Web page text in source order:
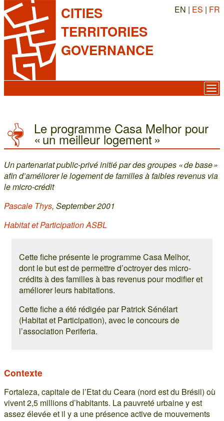
CITIES
TERRITORIES
GOVERNANCE
EN | ES | FR
Le programme Casa Melhor pour
« un meilleur logement »
Un partenariat public-privé initié par des groupes « de base »
afin d’améliorer le logement de familles à faibles revenus via
le micro-crédit
Pascale Thys, September 2001
Habitat et Participation ASBL
Cette fiche présente le programme Casa Melhor,
dont le but est de permettre d’octroyer des micro-
crédits à des familles à bas revenus pour modifier et
améliorer leurs habitations.
Cette fiche a été rédigée par Patrick Sénélart
(Habitat et Participation), avec le concours de
l’association Periferia.
Contexte
Fortaleza, capitale de l’Etat du Ceara (nord est du Brésil) où
vivent 2,5 millions d’habitants. La pauvreté urbaine y est
assez élevée et il y a une présence active de mouvements